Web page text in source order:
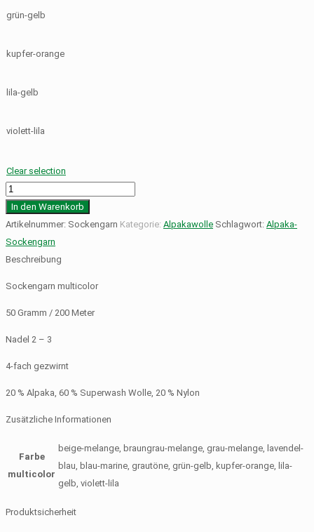
grün-gelb
kupfer-orange
lila-gelb
violett-lila
Clear selection
Alpaka-
Sockengarn
Menge
In den Warenkorb
Artikelnummer: Sockengarn Kategorie: Alpakawolle Schlagwort: Alpaka-
Sockengarn
Beschreibung
Sockengarn multicolor
50 Gramm / 200 Meter
Nadel 2 – 3
4-fach gezwirnt
20 % Alpaka, 60 % Superwash Wolle, 20 % Nylon
Zusätzliche Informationen
Farbe
multicolor
beige-melange, braungrau-melange, grau-melange, lavendel-
blau, blau-marine, grautöne, grün-gelb, kupfer-orange, lila-
gelb, violett-lila
Produktsicherheit